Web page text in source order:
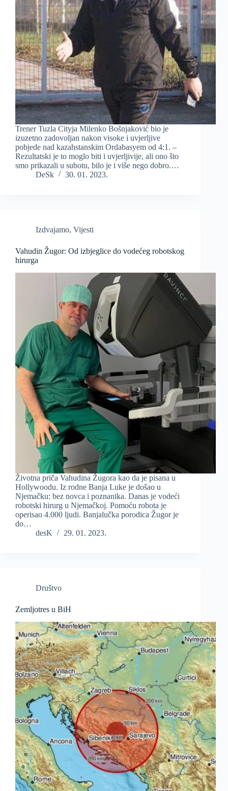
Trener Tuzla Cityja Milenko Bošnjaković bio je
izuzetno zadovoljan nakon visoke i uvjerljive
pobjede nad kazahstanskim Ordabasyem od 4:1. –
Rezultatski je to moglo biti i uvjerljivije, ali ono što
smo prikazali u subotu, bilo je i više nego dobro.…
DeSk
30. 01. 2023.
Izdvajamo, Vijesti
Vahudin Žugor: Od izbjeglice do vodećeg robotskog
hirurga
Životna priča Vahudina Žugora kao da je pisana u
Hollywoodu. Iz rodne Banja Luke je došao u
Njemačku: bez novca i poznanika. Danas je vodeći
robotski hirurg u Njemačkoj. Pomoću robota je
operisao 4.000 ljudi. Banjalučka porodica Žugor je
do…
desK
29. 01. 2023.
Društvo
Zemljotres u BiH